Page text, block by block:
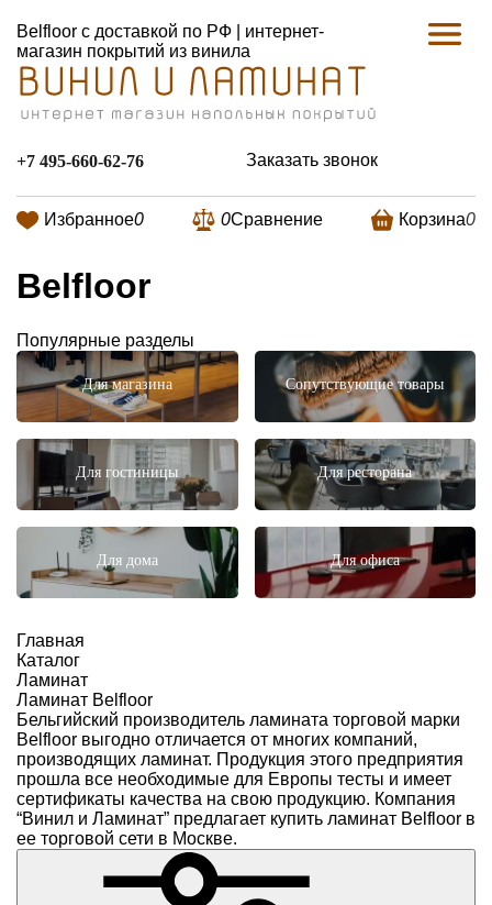
Belfloor с доставкой по РФ | интернет-
магазин покрытий из винила
+7 495-660-62-76 Заказать звонок
Избранное0 0Сравнение Корзина0
Belfloor
Популярные разделы
Для магазина Сопутствующие товары
Для гостиницы Для ресторана
Для дома Для офиса
Главная
Каталог
Ламинат
Ламинат Belfloor
Бельгийский производитель ламината торговой марки
Belfloor выгодно отличается от многих компаний,
производящих ламинат. Продукция этого предприятия
прошла все необходимые для Европы тесты и имеет
сертификаты качества на свою продукцию. Компания
“Винил и Ламинат” предлагает купить ламинат Belfloor в
ее торговой сети в Москве.